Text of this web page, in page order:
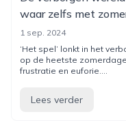
waar zelfs met
1 sep. 2024
‘Het spel’ lonkt in het
op de heetste
frustratie en euforie....
Lees verder